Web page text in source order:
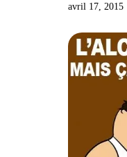
avril 17, 2015